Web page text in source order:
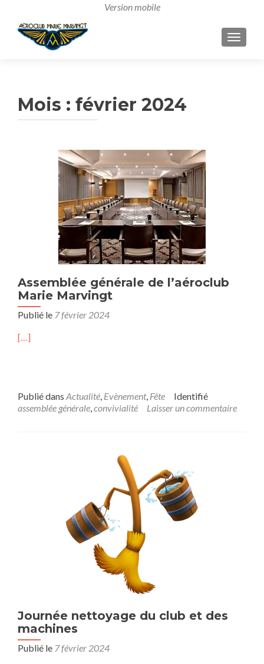
Mois : février 2024
Assemblée générale de l’aéroclub
Marie Marvingt
Publié le 7 février 2024
[…]
Publié dans Actualité, Evènement, Fête
Identifié
assemblée générale,convivialité Laisser un commentaire
Journée nettoyage du club et des
machines
Publié le 7 février 2024